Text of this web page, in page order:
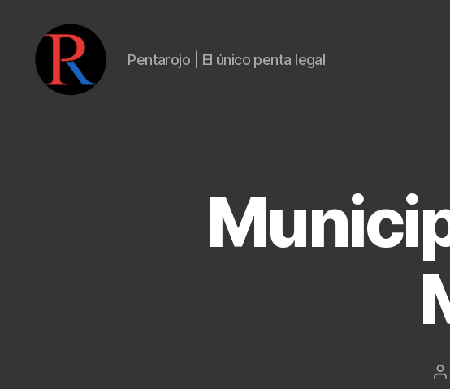
Pentarojo | El único penta legal